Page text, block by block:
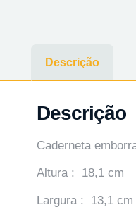
Descrição
Descrição
Caderneta
Altura : 18,1 cm
Largura : 13,1 cm